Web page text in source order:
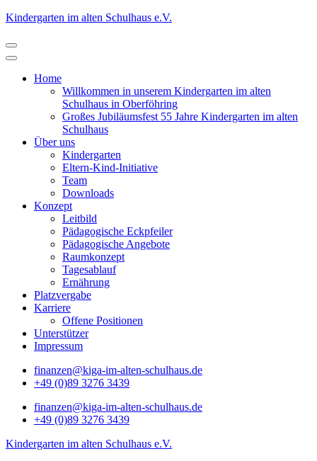
Zum
springen
(Eingabetaste
Kindergarten im alten Schulhaus e.V.
Home
Willkommen in unserem Kindergarten im alten
Schulhaus in Oberföhring
Großes Jubiläumsfest 55 Jahre Kindergarten im alten
Schulhaus
Über uns
Kindergarten
Eltern-Kind-Initiative
Team
Downloads
Konzept
Leitbild
Pädagogische Eckpfeiler
Pädagogische Angebote
Raumkonzept
Tagesablauf
Ernährung
Platzvergabe
Karriere
Offene Positionen
Unterstützer
Impressum
finanzen@kiga-im-alten-schulhaus.de
+49 (0)89 3276 3439
finanzen@kiga-im-alten-schulhaus.de
+49 (0)89 3276 3439
Kindergarten im alten Schulhaus e.V.